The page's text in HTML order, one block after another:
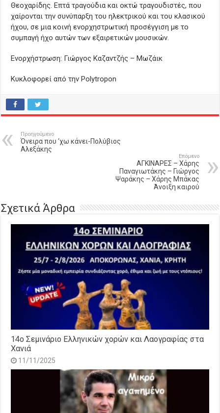
Θεοχαρίδης. Επτά τραγούδια και οκτώ τραγουδιστές, που
χαίρονται την συνύπαρξη του ηλεκτρικού και του κλασικού
ήχου, σε μια κοινή ενορχηστρωτική προσέγγιση με το
συμπαγή ήχο αυτών των εξαιρετικών μουσικών.
Ενορχήστρωση: Γιώργος Καζαντζής – Μωζάικ
Κυκλοφορεί από την Polytropon
Προηγούμενο
Όνειρα που ‘χω κάνει-Πολύβιος
Αλεξάκης
Επόμενο
ΑΓΚΙΝΑΡΕΣ – Χάρης
Παναγιωτάκης – Γιώργος
Ψαράκης – Χάρης Μπάκας
Άνοιξη καιρού
Σχετικά Άρθρα
14o Σεμινάριο Ελληνικών χορών και Λαογραφίας στα
Χανιά
11/11/2025